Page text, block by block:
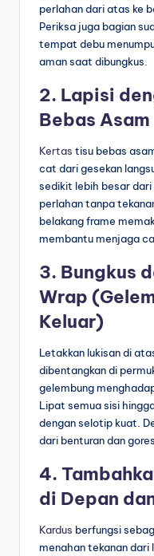
perlahan dari atas ke
Periksa juga bagian
tempat debu
aman saat dibungkus.
2. Lapisi
Bebas Asam
Kertas tisu bebas
cat dari gesekan
sedikit lebih besar dari
perlahan tanpa
belakang frame
membantu menjaga
3. Bungkus
Wrap
Keluar)
Letakkan lukisan di
dibentangkan di
gelembung
Lipat semua sisi
dengan selotip kuat.
dari benturan dan
4.
di Depan
Kardus berfungsi
menahan tekanan dari